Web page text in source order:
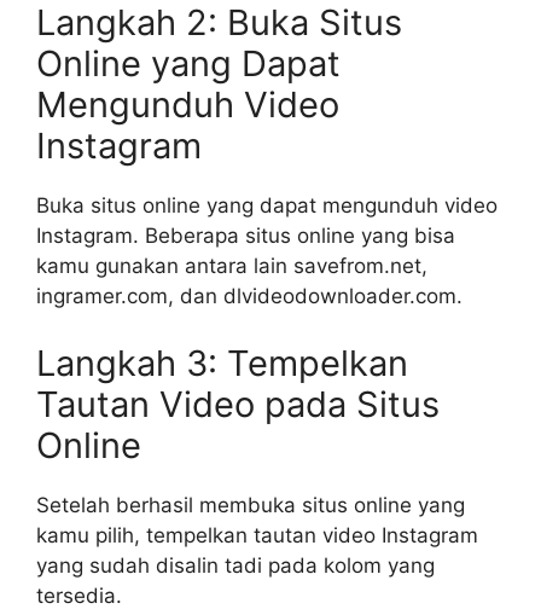
Langkah 2: Buka Situs
Online yang Dapat
Mengunduh Video
Instagram
Buka situs online yang dapat mengunduh video
Instagram. Beberapa situs online yang bisa
kamu gunakan antara lain savefrom.net,
ingramer.com, dan dlvideodownloader.com.
Langkah 3: Tempelkan
Tautan Video pada Situs
Online
Setelah berhasil membuka situs online yang
kamu pilih, tempelkan tautan video Instagram
yang sudah disalin tadi pada kolom yang
tersedia.